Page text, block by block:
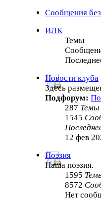
Сообщения без
ИЛК
Темы
Новости клуба
Здесь
Подфорум:
287 Темы
1545
12 фев
Поэзия
Наша поэзия.
1595
8572
Нет